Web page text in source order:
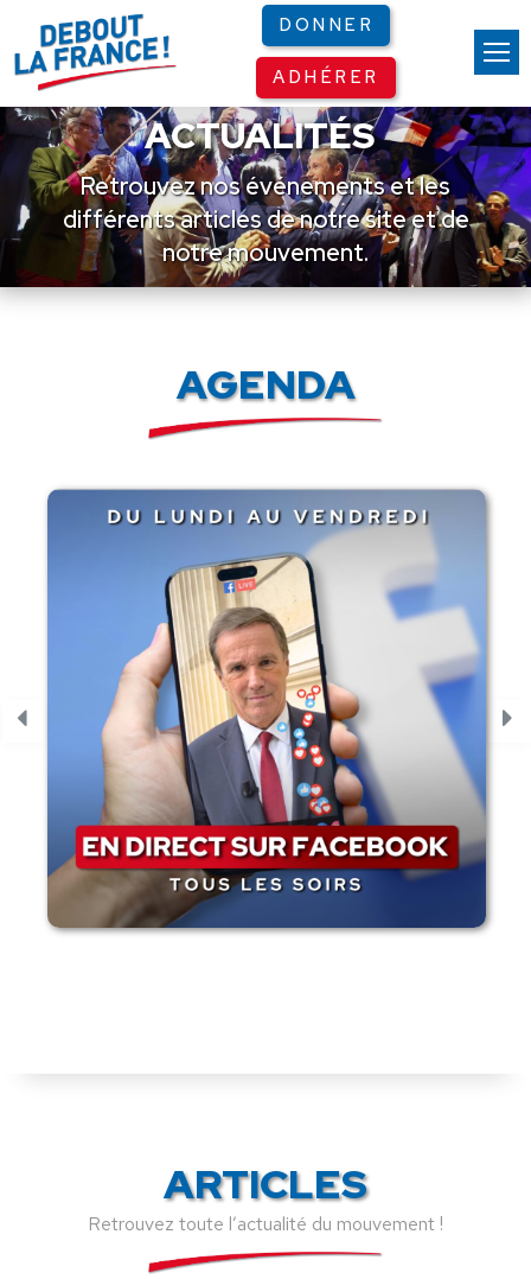
DONNER
ADHÉRER
ACTUALITÉS
Retrouvez nos événements et les
différents articles de notre site et de
notre mouvement.
AGENDA
ARTICLES
Retrouvez toute l’actualité du mouvement !
Panneau de gestion des cookies